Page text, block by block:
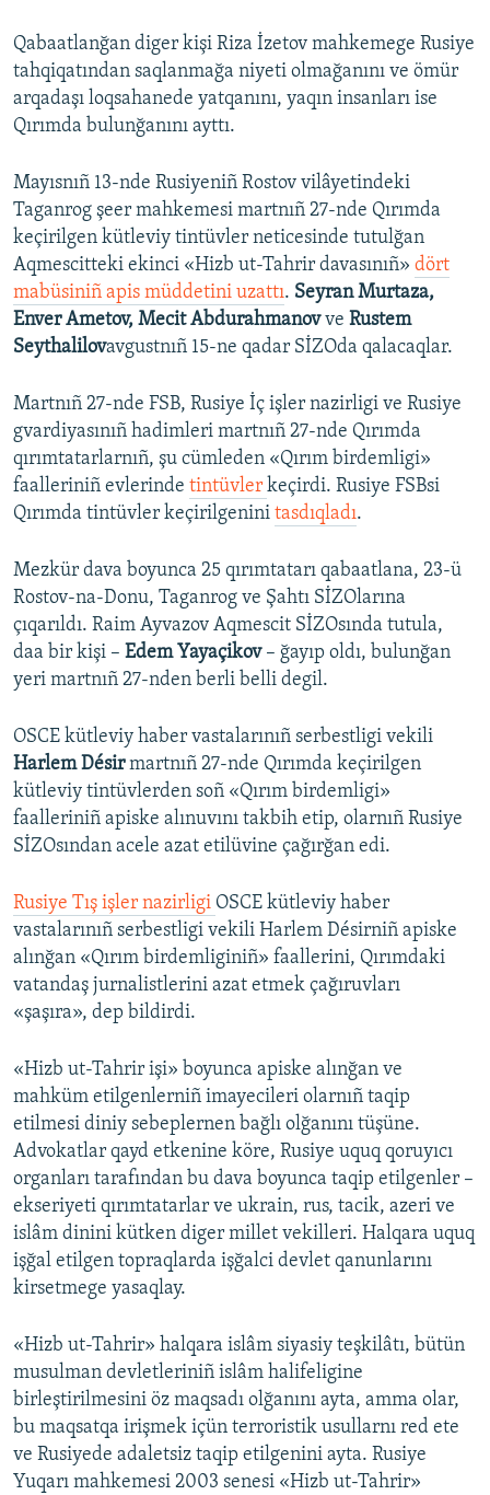
Qabaatlanğan diger kişi Riza İzetov mahkemege Rusiye
tahqiqatından saqlanmağa niyeti olmağanını ve ömür
arqadaşı loqsahanede yatqanını, yaqın insanları ise
Qırımda bulunğanını ayttı.
Mayısnıñ 13-nde Rusiyeniñ Rostov vilâyetindeki
Taganrog şeer mahkemesi martnıñ 27-nde Qırımda
keçirilgen kütleviy tintüvler neticesinde tutulğan
Aqmescitteki ekinci «Hizb ut-Tahrir davasınıñ» dört
mabüsiniñ apis müddetini uzattı. Seyran Murtaza,
Enver Ametov, Mecit Abdurahmanovve Rustem
Seythalilovavgustnıñ 15-ne qadar SİZOda qalacaqlar.
Martnıñ 27-nde FSB, Rusiye İç işler nazirligi ve Rusiye
gvardiyasınıñ hadimleri martnıñ 27-nde Qırımda
qırımtatarlarnıñ, şu cümleden «Qırım birdemligi»
faalleriniñ evlerinde tintüvler keçirdi. Rusiye FSBsi
Qırımda tintüvler keçirilgenini tasdıqladı.
Mezkür dava boyunca 25 qırımtatarı qabaatlana, 23-ü
Rostov-na-Donu, Taganrog ve Şahtı SİZOlarına
çıqarıldı. Raim Ayvazov Aqmescit SİZOsında tutula,
daa bir kişi – Edem Yayaçikov – ğayıp oldı, bulunğan
yeri martnıñ 27-nden berli belli degil.
OSCE kütleviy haber vastalarınıñ serbestligi vekili
Harlem Désirmartnıñ 27-nde Qırımda keçirilgen
kütleviy tintüvlerden soñ «Qırım birdemligi»
faalleriniñ apiske alınuvını takbih etip, olarnıñ Rusiye
SİZOsından acele azat etilüvine çağırğan edi.
Rusiye Tış işler nazirligi OSCE kütleviy haber
vastalarınıñ serbestligi vekili Harlem Désirniñ apiske
alınğan «Qırım birdemliginiñ» faallerini, Qırımdaki
vatandaş jurnalistlerini azat etmek çağıruvları
«şaşıra», dep bildirdi.
«Hizb ut-Tahrir işi» boyunca apiske alınğan ve
mahküm etilgenlerniñ imayecileri olarnıñ taqip
etilmesi diniy sebeplernen bağlı olğanını tüşüne.
Advokatlar qayd etkenine köre, Rusiye uquq qoruyıcı
organları tarafından bu dava boyunca taqip etilgenler –
ekseriyeti qırımtatarlar ve ukrain, rus, tacik, azeri ve
islâm dinini kütken diger millet vekilleri. Halqara uquq
işğal etilgen topraqlarda işğalci devlet qanunlarını
kirsetmege yasaqlay.
«Hizb ut-Tahrir» halqara islâm siyasiy teşkilâtı, bütün
musulman devletleriniñ islâm halifeligine
birleştirilmesini öz maqsadı olğanını ayta, amma olar,
bu maqsatqa irişmek içün terroristik usullarnı red ete
ve Rusiyede adaletsiz taqip etilgenini ayta. Rusiye
Yuqarı mahkemesi 2003 senesi «Hizb ut-Tahrir»